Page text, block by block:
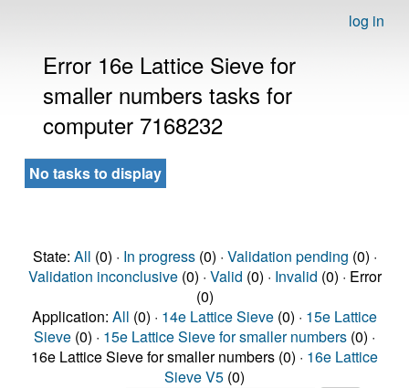
log in
Error 16e Lattice Sieve for
smaller numbers tasks for
computer 7168232
No tasks to display
State: All (0) · In progress(0) · Validation pending (0) ·
Validation inconclusive(0) · Valid (0) · Invalid (0) · Error
(0)
Application: All (0) · 14e Lattice Sieve (0) · 15e Lattice
Sieve (0) · 15e Lattice Sieve for smaller numbers (0) ·
16e Lattice Sieve for smaller numbers (0) · 16e Lattice
Sieve V5 (0)